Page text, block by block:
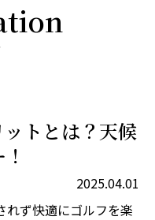
トとは？天候
2025.04.01
れず快適にゴルフを楽